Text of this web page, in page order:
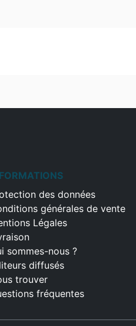
des données
générales de vente
Légales
sommes-nous ?
diffusés
trouver
fréquentes